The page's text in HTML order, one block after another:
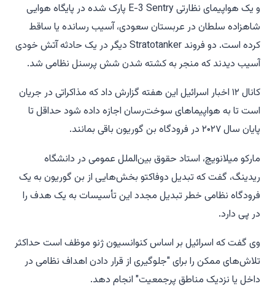
و یک هواپیمای نظارتی E-3 Sentry پارک شده در پایگاه هوایی
شاهزاده سلطان در عربستان سعودی، آسیب رسانده یا ساقط
کرده است. دو فروند Stratotanker دیگر در یک حادثه آتش خودی
آسیب دیدند که منجر به کشته شدن شش پرسنل نظامی شد.
کانال ۱۲ اخبار اسرائیل این هفته گزارش داد که مذاکراتی در جریان
است تا به هواپیماهای سوخت‌رسان اجازه داده شود حداقل تا
پایان سال ۲۰۲۷ در فرودگاه بن گوریون باقی بمانند.
مارکو میلانویچ، استاد حقوق بین‌الملل عمومی در دانشگاه
ریدینگ، گفت که تبدیل دوفاکتو بخش‌هایی از بن گوریون به یک
فرودگاه نظامی خطر تبدیل مجدد این تأسیسات به یک هدف را
در پی دارد.
وی گفت که اسرائیل بر اساس کنوانسیون ژنو موظف است حداکثر
تلاش‌های ممکن را برای "جلوگیری از قرار دادن اهداف نظامی در
داخل یا نزدیک مناطق پرجمعیت" انجام دهد.